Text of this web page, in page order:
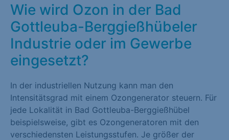
Wie wird Ozon in der Bad
Gottleuba-Berggießhübeler
Industrie oder im Gewerbe
eingesetzt?
In der industriellen Nutzung kann man den
Intensitätsgrad mit einem Ozongenerator steuern. Für
jede Lokalität in Bad Gottleuba-Berggießhübel
beispielsweise, gibt es Ozongeneratoren mit den
verschiedensten Leistungsstufen. Je größer der